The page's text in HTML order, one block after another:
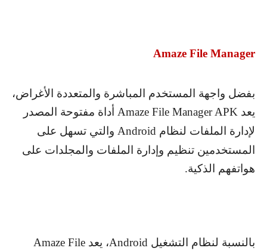
Amaze File Manager
بفضل واجهة المستخدم المباشرة والمتعددة الأغراض،
يعد Amaze File Manager APK أداة مفتوحة المصدر
لإدارة الملفات لنظام Android والتي تسهل على
المستخدمين تنظيم وإدارة الملفات والمجلدات على
هواتفهم الذكية.
بالنسبة لنظام التشغيل Android، يعد Amaze File